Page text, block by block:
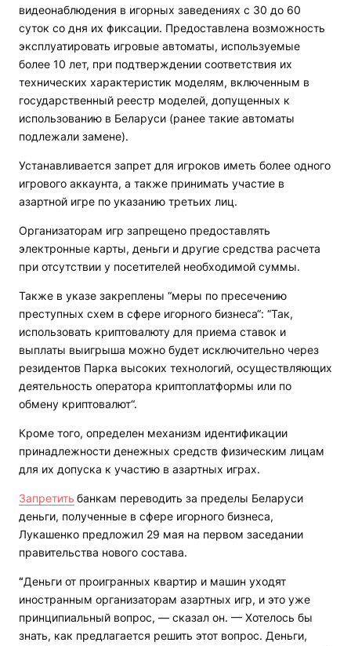
видеонаблюдения в игорных заведениях с 30 до 60
суток со дня их фиксации. Предоставлена возможность
эксплуатировать игровые автоматы, используемые
более 10 лет, при подтверждении соответствия их
технических характеристик моделям, включенным в
государственный реестр моделей, допущенных к
использованию в Беларуси (ранее такие автоматы
подлежали замене).
Устанавливается запрет для игроков иметь более одного
игрового аккаунта, а также принимать участие в
азартной игре по указанию третьих лиц.
Организаторам игр запрещено предоставлять
электронные карты, деньги и другие средства расчета
при отсутствии у посетителей необходимой суммы.
Также в указе закреплены “меры по пресечению
преступных схем в сфере игорного бизнеса“: “Так,
использовать криптовалюту для приема ставок и
выплаты выигрыша можно будет исключительно через
резидентов Парка высоких технологий, осуществляющих
деятельность оператора криптоплатформы или по
обмену криптовалют“.
Кроме того, определен механизм идентификации
принадлежности денежных средств физическим лицам
для их допуска к участию в азартных играх.
Запретить банкам переводить за пределы Беларуси
деньги, полученные в сфере игорного бизнеса,
Лукашенко предложил 29 мая на первом заседании
правительства нового состава.
“Деньги от проигранных квартир и машин уходят
иностранным организаторам азартных игр, и это уже
принципиальный вопрос, — сказал он. — Хотелось бы
знать, как предлагается решить этот вопрос. Деньги,